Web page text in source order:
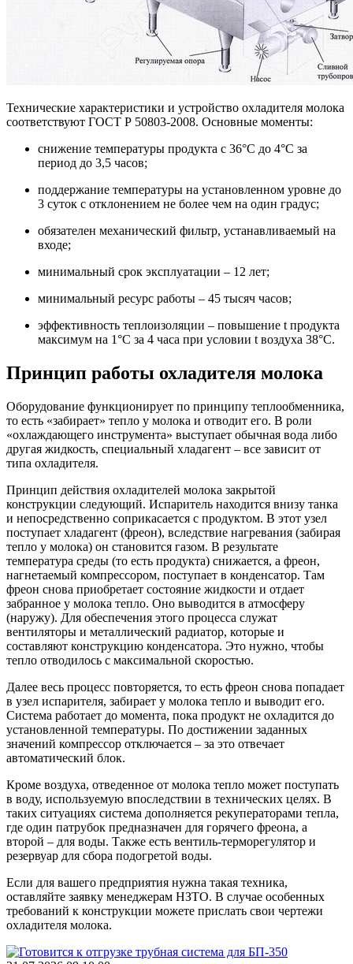
Технические характеристики и устройство охладителя молока
соответствуют ГОСТ Р 50803-2008. Основные моменты:
снижение температуры продукта с 36°С до 4°С за
период до 3,5 часов;
поддержание температуры на установленном уровне до
3 суток с отклонением не более чем на один градус;
обязателен механический фильтр, устанавливаемый на
входе;
минимальный срок эксплуатации – 12 лет;
минимальный ресурс работы – 45 тысяч часов;
эффективность теплоизоляции – повышение t продукта
максимум на 1°С за 4 часа при условии t воздуха 38°С.
Принцип работы охладителя молока
Оборудование функционирует по принципу теплообменника,
то есть «забирает» тепло у молока и отводит его. В роли
«охлаждающего инструмента» выступает обычная вода либо
другая жидкость, специальный хладагент – все зависит от
типа охладителя.
Принцип действия охладителей молока закрытой
конструкции следующий. Испаритель находится внизу танка
и непосредственно соприкасается с продуктом. В этот узел
поступает хладагент (фреон), вследствие нагревания (забирая
тепло у молока) он становится газом. В результате
температура среды (то есть продукта) снижается, а фреон,
нагнетаемый компрессором, поступает в конденсатор. Там
фреон снова приобретает состояние жидкости и отдает
забранное у молока тепло. Оно выводится в атмосферу
(наружу). Для обеспечения этого процесса служат
вентиляторы и металлический радиатор, которые и
составляют конструкцию конденсатора. Это нужно, чтобы
тепло отводилось с максимальной скоростью.
Далее весь процесс повторяется, то есть фреон снова попадает
в узел испарителя, забирает у молока тепло и выводит его.
Система работает до момента, пока продукт не охладится до
установленной температуры. По достижении заданных
значений компрессор отключается – за это отвечает
автоматический блок.
Кроме воздуха, отведенное от молока тепло может поступать
в воду, используемую впоследствии в технических целях. В
таких ситуациях система дополняется рекуператорами тепла,
где один патрубок предназначен для горячего фреона, а
второй – для воды. Также есть вентиль-терморегулятор и
резервуар для сбора подогретой воды.
Если для вашего предприятия нужна такая техника,
оставляйте заявку менеджерам НЗТО. В случае особенных
требований к конструкции можете прислать свои чертежи
охладителя молока.